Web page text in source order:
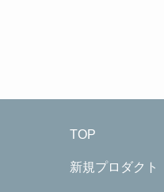
TOP
新規プロダクト